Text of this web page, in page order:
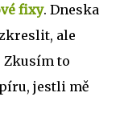
fixy. Dneska
ale
Zkusím to
jestli mě